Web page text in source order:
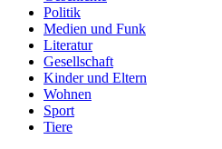
Politik
Medien und Funk
Literatur
Gesellschaft
Kinder und Eltern
Wohnen
Sport
Tiere